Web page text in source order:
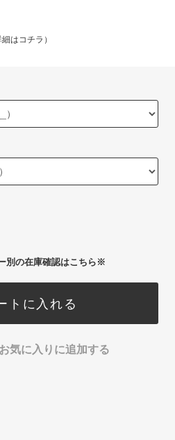
細はコチラ ）
別の在庫確認はこちら※
トに入れる
気に入りに追加する